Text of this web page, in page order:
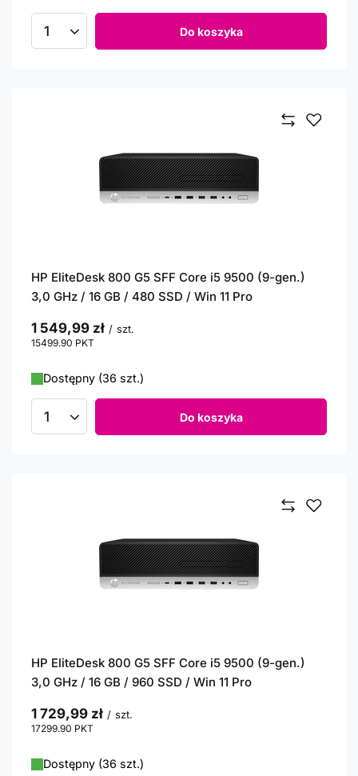
Ilość produktów Do koszyka
HP EliteDesk 800 G5 SFF Core i5 9500 (9-gen.)
3,0 GHz / 16 GB / 480 SSD / Win 11 Pro
1 549,99 zł / szt.
15499.90 PKT
Dostępny (36 szt.)
Ilość produktów Do koszyka
HP EliteDesk 800 G5 SFF Core i5 9500 (9-gen.)
3,0 GHz / 16 GB / 960 SSD / Win 11 Pro
1 729,99 zł / szt.
17299.90 PKT
Dostępny (36 szt.)